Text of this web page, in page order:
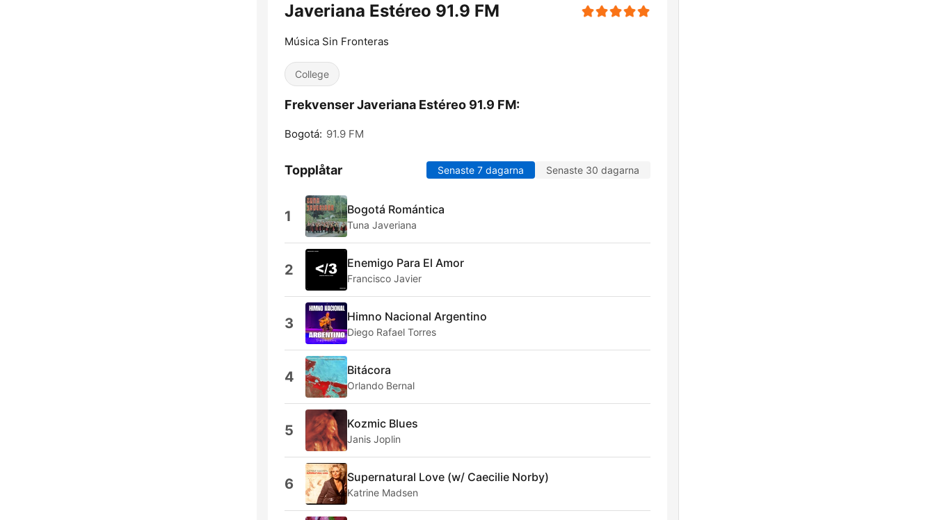
Javeriana Estéreo 91.9 FM
Música Sin Fronteras
College
Frekvenser Javeriana Estéreo 91.9 FM:
Bogotá: 91.9 FM
Topplåtar Senaste 7 dagarna Senaste 30 dagarna
1 Bogotá Romántica
Tuna Javeriana
2 Enemigo Para El Amor
Francisco Javier
3 Himno Nacional Argentino
Diego Rafael Torres
4 Bitácora
Orlando Bernal
5 Kozmic Blues
Janis Joplin
6 Supernatural Love (w/ Caecilie Norby)
Katrine Madsen